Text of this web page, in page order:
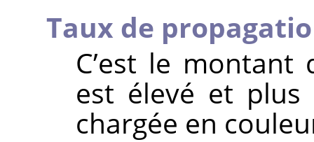
Taux de
C’est le
est élevé et plus
chargée en